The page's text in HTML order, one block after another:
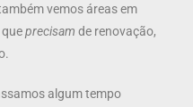
vemos áreas em
queprecisamde renovação,
algum tempo